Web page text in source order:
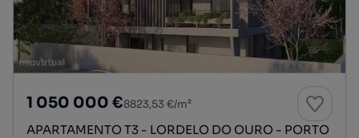
1 050 000 €8823,53 €/m²
APARTAMENTO T3 - LORDELO DO OURO - PORTO